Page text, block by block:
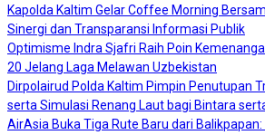
Kapolda Kaltim Gelar Coffee Morning
Sinergi dan Transparansi Informasi Publik
Optimisme Indra Sjafri Raih Poin
20 Jelang Laga Melawan Uzbekistan
Dirpolairud Polda Kaltim Pimpin Penutupan
serta Simulasi Renang Laut bagi Bintara
AirAsia Buka Tiga Rute Baru dari